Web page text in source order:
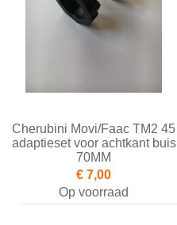
Cherubini Movi/Faac TM2 45
adaptieset voor achtkant buis
70MM
€ 7,00
Op voorraad